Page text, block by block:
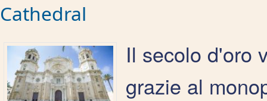
Cathedral
Il secolo d'oro
grazie al